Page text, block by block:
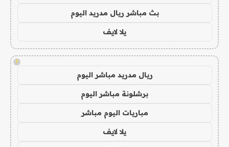
بث مباشر ريال مدريد اليوم
يلا لايف
!
ريال مدريد مباشر اليوم
برشلونة مباشر اليوم
مباريات اليوم مباشر
يلا لايف